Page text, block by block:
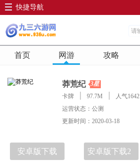
快捷导航
首页 网游 攻略
莽荒纪
3星
卡牌
97.7M
人气1642
运营状态：公测
更新时间：2020-03-18
安卓版下载 安卓版下载2